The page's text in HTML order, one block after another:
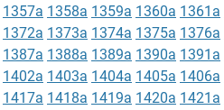
1357a 1358a 1359a 1360a 1361a
1372a 1373a 1374a 1375a 1376a
1387a 1388a 1389a 1390a 1391a
1402a 1403a 1404a 1405a 1406a
1417a 1418a 1419a 1420a 1421a